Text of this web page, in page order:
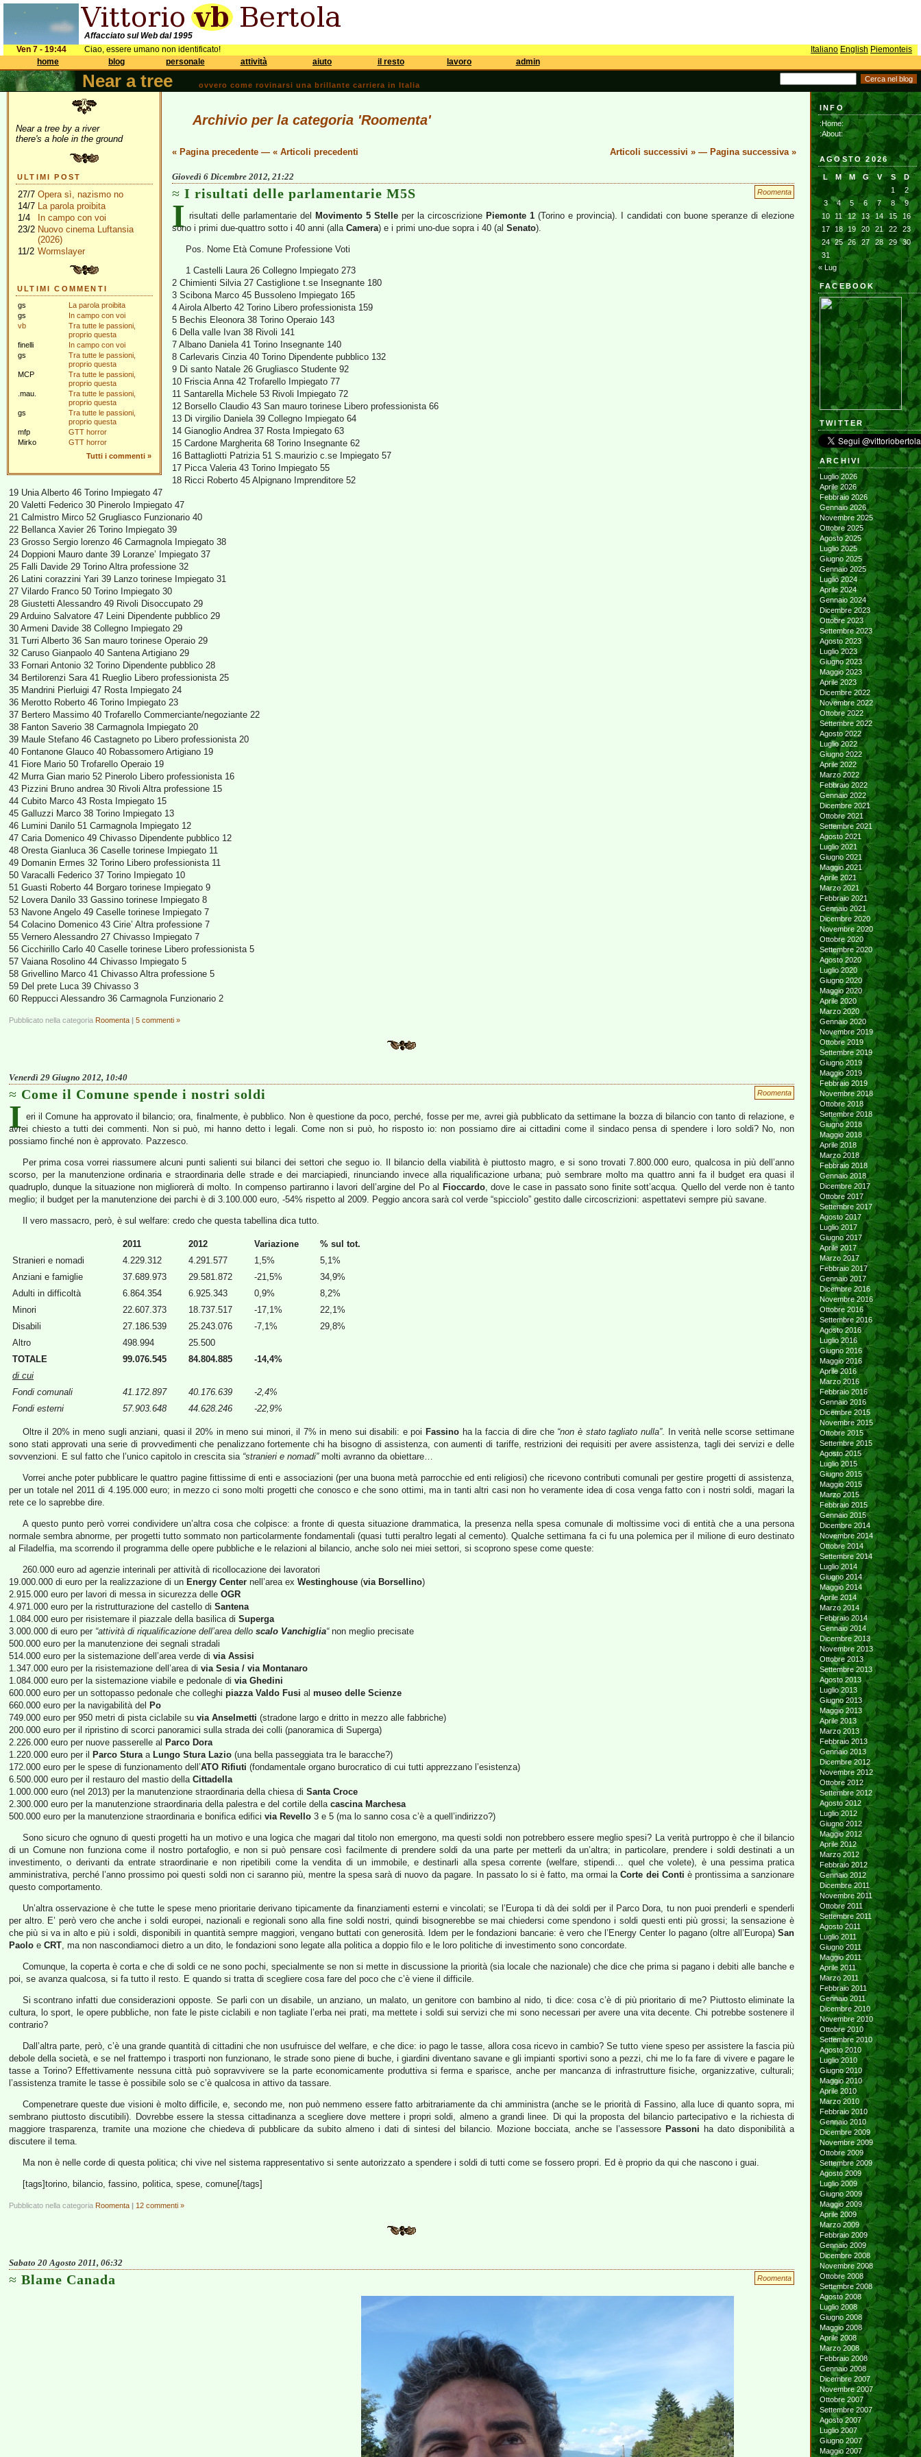
Affacciato sul Web dal 1995
Ven 7 - 19:44
Ciao, essere umano non identificato! Italiano English Piemonteis
home
blog personale attività aiuto il resto lavoro admin
Near a tree ovvero come rovinarsi una brillante carriera in Italia
Near a tree by a river
there's a hole in the ground
ULTIMI POST
27/7 Opera sì, nazismo no
14/7 La parola proibita
1/4
In campo con voi
23/2 Nuovo cinema Luftansia
(2026)
11/2 Wormslayer
ULTIMI COMMENTI
gs
La parola proibita
gs
In campo con voi
vb
Tra tutte le passioni,
proprio questa
finelli
In campo con voi
gs
Tra tutte le passioni,
proprio questa
MCP
Tra tutte le passioni,
proprio questa
.mau.
Tra tutte le passioni,
proprio questa
gs
Tra tutte le passioni,
proprio questa
mfp
GTT horror
Mirko
GTT horror
Tutti i commenti »
Archivio per la categoria 'Roomenta'
« Pagina precedente — « Articoli precedenti Articoli successivi » — Pagina successiva »
Giovedì 6 Dicembre 2012, 21:22
Roomenta
I risultati delle parlamentarie M5S
I risultati delle parlamentarie del Movimento 5 Stelle per la circoscrizione Piemonte 1 (Torino e provincia). I candidati con buone speranze di elezione
sono i primi due-quattro sotto i 40 anni (alla Camera) e i primi uno-due sopra i 40 (al Senato).
Pos. Nome Età Comune Professione Voti
1 Castelli Laura 26 Collegno Impiegato 273
2 Chimienti Silvia 27 Castiglione t.se Insegnante 180
3 Scibona Marco 45 Bussoleno Impiegato 165
4 Airola Alberto 42 Torino Libero professionista 159
5 Bechis Eleonora 38 Torino Operaio 143
6 Della valle Ivan 38 Rivoli 141
7 Albano Daniela 41 Torino Insegnante 140
8 Carlevaris Cinzia 40 Torino Dipendente pubblico 132
9 Di santo Natale 26 Grugliasco Studente 92
10 Friscia Anna 42 Trofarello Impiegato 77
11 Santarella Michele 53 Rivoli Impiegato 72
12 Borsello Claudio 43 San mauro torinese Libero professionista 66
13 Di virgilio Daniela 39 Collegno Impiegato 64
14 Gianoglio Andrea 37 Rosta Impiegato 63
15 Cardone Margherita 68 Torino Insegnante 62
16 Battagliotti Patrizia 51 S.maurizio c.se Impiegato 57
17 Picca Valeria 43 Torino Impiegato 55
18 Ricci Roberto 45 Alpignano Imprenditore 52
19 Unia Alberto 46 Torino Impiegato 47
20 Valetti Federico 30 Pinerolo Impiegato 47
21 Calmistro Mirco 52 Grugliasco Funzionario 40
22 Bellanca Xavier 26 Torino Impiegato 39
23 Grosso Sergio lorenzo 46 Carmagnola Impiegato 38
24 Doppioni Mauro dante 39 Loranze’ Impiegato 37
25 Falli Davide 29 Torino Altra professione 32
26 Latini corazzini Yari 39 Lanzo torinese Impiegato 31
27 Vilardo Franco 50 Torino Impiegato 30
28 Giustetti Alessandro 49 Rivoli Disoccupato 29
29 Arduino Salvatore 47 Leini Dipendente pubblico 29
30 Armeni Davide 38 Collegno Impiegato 29
31 Turri Alberto 36 San mauro torinese Operaio 29
32 Caruso Gianpaolo 40 Santena Artigiano 29
33 Fornari Antonio 32 Torino Dipendente pubblico 28
34 Bertilorenzi Sara 41 Rueglio Libero professionista 25
35 Mandrini Pierluigi 47 Rosta Impiegato 24
36 Merotto Roberto 46 Torino Impiegato 23
37 Bertero Massimo 40 Trofarello Commerciante/negoziante 22
38 Fanton Saverio 38 Carmagnola Impiegato 20
39 Maule Stefano 46 Castagneto po Libero professionista 20
40 Fontanone Glauco 40 Robassomero Artigiano 19
41 Fiore Mario 50 Trofarello Operaio 19
42 Murra Gian mario 52 Pinerolo Libero professionista 16
43 Pizzini Bruno andrea 30 Rivoli Altra professione 15
44 Cubito Marco 43 Rosta Impiegato 15
45 Galluzzi Marco 38 Torino Impiegato 13
46 Lumini Danilo 51 Carmagnola Impiegato 12
47 Caria Domenico 49 Chivasso Dipendente pubblico 12
48 Oresta Gianluca 36 Caselle torinese Impiegato 11
49 Domanin Ermes 32 Torino Libero professionista 11
50 Varacalli Federico 37 Torino Impiegato 10
51 Guasti Roberto 44 Borgaro torinese Impiegato 9
52 Lovera Danilo 33 Gassino torinese Impiegato 8
53 Navone Angelo 49 Caselle torinese Impiegato 7
54 Colacino Domenico 43 Cirie’ Altra professione 7
55 Vernero Alessandro 27 Chivasso Impiegato 7
56 Cicchirillo Carlo 40 Caselle torinese Libero professionista 5
57 Vaiana Rosolino 44 Chivasso Impiegato 5
58 Grivellino Marco 41 Chivasso Altra professione 5
59 Del prete Luca 39 Chivasso 3
60 Reppucci Alessandro 36 Carmagnola Funzionario 2
Pubblicato nella categoria Roomenta | 5 commenti »
Venerdì 29 Giugno 2012, 10:40
Roomenta
Come il Comune spende i nostri soldi
I eri il Comune ha approvato il bilancio; ora, finalmente, è pubblico. Non è questione da poco, perché, fosse per me, avrei già pubblicato da settimane la bozza di bilancio con tanto di relazione, e
avrei chiesto a tutti dei commenti. Non si può, mi hanno detto i legali. Come non si può, ho risposto io: non possiamo dire ai cittadini come il sindaco pensa di spendere i loro soldi? No, non
possiamo finché non è approvato. Pazzesco.
Per prima cosa vorrei riassumere alcuni punti salienti sui bilanci dei settori che seguo io. Il bilancio della viabilità è piuttosto magro, e si sono trovati 7.800.000 euro, qualcosa in più dell’anno
scorso, per la manutenzione ordinaria e straordinaria delle strade e dei marciapiedi, rinunciando invece alla riqualificazione urbana; può sembrare molto ma quattro anni fa il budget era quasi il
quadruplo, dunque la situazione non migliorerà di molto. In compenso partiranno i lavori dell’argine del Po al Fioccardo, dove le case in passato sono finite sott’acqua. Quello del verde non è tanto
meglio; il budget per la manutenzione dei parchi è di 3.100.000 euro, -54% rispetto al 2009. Peggio ancora sarà col verde “spicciolo” gestito dalle circoscrizioni: aspettatevi sempre più savane.
Il vero massacro, però, è sul welfare: credo che questa tabellina dica tutto.
2011 2012 Variazione
% sul tot.
Stranieri e nomadi
4.229.312 4.291.577 1,5%
5,1%
Anziani e famiglie
37.689.973 29.581.872 -21,5%
34,9%
Adulti in difficoltà
6.864.354 6.925.343 0,9%
8,2%
Minori
22.607.373 18.737.517 -17,1%
22,1%
Disabili
27.186.539 25.243.076 -7,1%
29,8%
Altro
498.994
25.500
TOTALE
99.076.545 84.804.885
-14,4%
di cui
Fondi comunali
41.172.897 40.176.639
-2,4%
Fondi esterni
57.903.648 44.628.246 -22,9%
Oltre il 20% in meno sugli anziani, quasi il 20% in meno sui minori, il 7% in meno sui disabili: e poi Fassino ha la faccia di dire che “non è stato tagliato nulla”. In verità nelle scorse settimane
sono stati approvati una serie di provvedimenti che penalizzano fortemente chi ha bisogno di assistenza, con aumenti di tariffe, restrizioni dei requisiti per avere assistenza, tagli dei servizi e delle
sovvenzioni. E sul fatto che l’unico capitolo in crescita sia “stranieri e nomadi”molti avranno da obiettare…
Vorrei anche poter pubblicare le quattro pagine fittissime di enti e associazioni (per una buona metà parrocchie ed enti religiosi) che ricevono contributi comunali per gestire progetti di assistenza,
per un totale nel 2011 di 4.195.000 euro; in mezzo ci sono molti progetti che conosco e che sono ottimi, ma in tanti altri casi non ho veramente idea di cosa venga fatto con i nostri soldi, magari la
rete ce lo saprebbe dire.
A questo punto però vorrei condividere un’altra cosa che colpisce: a fronte di questa situazione drammatica, la presenza nella spesa comunale di moltissime voci di entità che a una persona
normale sembra abnorme, per progetti tutto sommato non particolarmente fondamentali (quasi tutti peraltro legati al cemento). Qualche settimana fa ci fu una polemica per il milione di euro destinato
al Filadelfia, ma scorrendo il programma delle opere pubbliche e le relazioni al bilancio, anche solo nei miei settori, si scoprono spese come queste:
260.000 euro ad agenzie interinali per attività di ricollocazione dei lavoratori
19.000.000 di euro per la realizzazione di un Energy Center nell’area ex Westinghouse (via Borsellino)
2.915.000 euro per lavori di messa in sicurezza delle OGR
4.971.000 euro per la ristrutturazione del castello di Santena
1.084.000 euro per risistemare il piazzale della basilica di Superga
3.000.000 di euro per “attività di riqualificazione dell’area dello scalo Vanchiglia“non meglio precisate
500.000 euro per la manutenzione dei segnali stradali
514.000 euro per la sistemazione dell’area verde di via Assisi
1.347.000 euro per la risistemazione dell’area di via Sesia / via Montanaro
1.084.000 euro per la sistemazione viabile e pedonale di via Ghedini
600.000 euro per un sottopasso pedonale che colleghi piazza Valdo Fusi al museo delle Scienze
660.000 euro per la navigabilità del Po
749.000 euro per 950 metri di pista ciclabile su via Anselmetti (stradone largo e dritto in mezzo alle fabbriche)
200.000 euro per il ripristino di scorci panoramici sulla strada dei colli (panoramica di Superga)
2.226.000 euro per nuove passerelle al Parco Dora
1.220.000 euro per il
Parco Sturaa Lungo Stura Lazio (una bella passeggiata tra le baracche?)
172.000 euro per le spese di funzionamento dell’ATO Rifiuti (fondamentale organo burocratico di cui tutti apprezzano l’esistenza)
6.500.000 euro per il restauro del mastio della Cittadella
1.000.000 euro (nel 2013) per la manutenzione straordinaria della chiesa di Santa Croce
2.300.000 euro per la manutenzione straordinaria della palestra e del cortile della cascina Marchesa
500.000 euro per la manutenzione straordinaria e bonifica edifici via Revello 3 e 5 (ma lo sanno cosa c’è a quell’indirizzo?)
Sono sicuro che ognuno di questi progetti ha un motivo e una logica che magari dal titolo non emergono, ma questi soldi non potrebbero essere meglio spesi? La verità purtroppo è che il bilancio
di un Comune non funziona come il nostro portafoglio, e non si può pensare così facilmente di prendere soldi da una parte per metterli da un’altra; in particolare, prendere i soldi destinati a un
investimento, o derivanti da entrate straordinarie e non ripetibili come la vendita di un immobile, e destinarli alla spesa corrente (welfare, stipendi… quel che volete), è una pessima pratica
amministrativa, perché l’anno prossimo poi questi soldi non ci saranno più, mentre la spesa sarà di nuovo da pagare. In passato lo si è fatto, ma ormai laCorte dei Conti è prontissima a sanzionare
questo comportamento.
Un’altra osservazione è che tutte le spese meno prioritarie derivano tipicamente da finanziamenti esterni e vincolati; se l’Europa ti dà dei soldi per il Parco Dora, tu non puoi prenderli e spenderli
per altro. E’ però vero che anche i soldi europei, nazionali e regionali sono alla fine soldi nostri, quindi bisognerebbe se mai chiedersi come spendono i soldi questi enti più grossi; la sensazione è
che più si va in alto e più i soldi, disponibili in quantità sempre maggiori, vengano buttati con generosità. Idem per le fondazioni bancarie: è vero che l’Energy Center lo pagano (oltre all’Europa)San
Paolo e CRT, ma non nascondiamoci dietro a un dito, le fondazioni sono legate alla politica a doppio filo e le loro politiche di investimento sono concordate.
Comunque, la coperta è corta e che di soldi ce ne sono pochi, specialmente se non si mette in discussione la priorità (sia locale che nazionale) che dice che prima si pagano i debiti alle banche e
poi, se avanza qualcosa, si fa tutto il resto. E quando si tratta di scegliere cosa fare del poco che c’è viene il difficile.
Si scontrano infatti due considerazioni opposte. Se parli con un disabile, un anziano, un malato, un genitore con bambino al nido, ti dice: cosa c’è di più prioritario di me? Piuttosto eliminate la
cultura, lo sport, le opere pubbliche, non fate le piste ciclabili e non tagliate l’erba nei prati, ma mettete i soldi sui servizi che mi sono necessari per avere una vita decente. Chi potrebbe sostenere il
contrario?
Dall’altra parte, però, c’è una grande quantità di cittadini che non usufruisce del welfare, e che dice: io pago le tasse, allora cosa ricevo in cambio? Se tutto viene speso per assistere la fascia più
debole della società, e se nel frattempo i trasporti non funzionano, le strade sono piene di buche, i giardini diventano savane e gli impianti sportivi sono a pezzi, chi me lo fa fare di vivere e pagare le
tasse a Torino? Effettivamente nessuna città può sopravvivere se la parte economicamente produttiva si ferma e sparisce, anche per mancanza di infrastrutture fisiche, organizzative, culturali;
l’assistenza tramite le tasse è possibile solo se c’è qualcosa in attivo da tassare.
Compenetrare queste due visioni è molto difficile, e, secondo me, non può nemmeno essere fatto arbitrariamente da chi amministra (anche se le priorità di Fassino, alla luce di quanto sopra, mi
sembrano piuttosto discutibili). Dovrebbe essere la stessa cittadinanza a scegliere dove mettere i propri soldi, almeno a grandi linee. Di qui la proposta del bilancio partecipativo e la richiesta di
maggiore trasparenza, tramite una mozione che chiedeva di pubblicare da subito almeno i dati di sintesi del bilancio. Mozione bocciata, anche se l’assessore Passoni ha dato disponibilità a
discutere il tema.
Ma non è nelle corde di questa politica; chi vive nel sistema rappresentativo si sente autorizzato a spendere i soldi di tutti come se fossero propri. Ed è proprio da qui che nascono i guai.
[tags]torino, bilancio, fassino, politica, spese, comune[/tags]
Pubblicato nella categoria Roomenta | 12 commenti »
Sabato 20 Agosto 2011, 06:32
Roomenta
Blame Canada
INFO
:Home:
:About:
AGOSTO 2026
L M M G V S
D
1
2
3
4 5 6 7 8
9
10
11 12 13 14 15
16
17
18 19 20 21 22
23
24 25 26 27 28 29
30
31
« Lug
FACEBOOK
TWITTER
ARCHIVI
Luglio 2026
Aprile 2026
Febbraio 2026
Gennaio 2026
Novembre 2025
Ottobre 2025
Agosto 2025
Luglio 2025
Giugno 2025
Gennaio 2025
Luglio 2024
Aprile 2024
Gennaio 2024
Dicembre 2023
Ottobre 2023
Settembre 2023
Agosto 2023
Luglio 2023
Giugno 2023
Maggio 2023
Aprile 2023
Dicembre 2022
Novembre 2022
Ottobre 2022
Settembre 2022
Agosto 2022
Luglio 2022
Giugno 2022
Aprile 2022
Marzo 2022
Febbraio 2022
Gennaio 2022
Dicembre 2021
Ottobre 2021
Settembre 2021
Agosto 2021
Luglio 2021
Giugno 2021
Maggio 2021
Aprile 2021
Marzo 2021
Febbraio 2021
Gennaio 2021
Dicembre 2020
Novembre 2020
Ottobre 2020
Settembre 2020
Agosto 2020
Luglio 2020
Giugno 2020
Maggio 2020
Aprile 2020
Marzo 2020
Gennaio 2020
Novembre 2019
Ottobre 2019
Settembre 2019
Giugno 2019
Maggio 2019
Febbraio 2019
Novembre 2018
Ottobre 2018
Settembre 2018
Giugno 2018
Maggio 2018
Aprile 2018
Marzo 2018
Febbraio 2018
Gennaio 2018
Dicembre 2017
Ottobre 2017
Settembre 2017
Agosto 2017
Luglio 2017
Giugno 2017
Aprile 2017
Marzo 2017
Febbraio 2017
Gennaio 2017
Dicembre 2016
Novembre 2016
Ottobre 2016
Settembre 2016
Agosto 2016
Luglio 2016
Giugno 2016
Maggio 2016
Aprile 2016
Marzo 2016
Febbraio 2016
Gennaio 2016
Dicembre 2015
Novembre 2015
Ottobre 2015
Settembre 2015
Agosto 2015
Luglio 2015
Giugno 2015
Maggio 2015
Marzo 2015
Febbraio 2015
Gennaio 2015
Dicembre 2014
Novembre 2014
Ottobre 2014
Settembre 2014
Luglio 2014
Giugno 2014
Maggio 2014
Aprile 2014
Marzo 2014
Febbraio 2014
Gennaio 2014
Dicembre 2013
Novembre 2013
Ottobre 2013
Settembre 2013
Agosto 2013
Luglio 2013
Giugno 2013
Maggio 2013
Aprile 2013
Marzo 2013
Febbraio 2013
Gennaio 2013
Dicembre 2012
Novembre 2012
Ottobre 2012
Settembre 2012
Agosto 2012
Luglio 2012
Giugno 2012
Maggio 2012
Aprile 2012
Marzo 2012
Febbraio 2012
Gennaio 2012
Dicembre 2011
Novembre 2011
Ottobre 2011
Settembre 2011
Agosto 2011
Luglio 2011
Giugno 2011
Maggio 2011
Aprile 2011
Marzo 2011
Febbraio 2011
Gennaio 2011
Dicembre 2010
Novembre 2010
Ottobre 2010
Settembre 2010
Agosto 2010
Luglio 2010
Giugno 2010
Maggio 2010
Aprile 2010
Marzo 2010
Febbraio 2010
Gennaio 2010
Dicembre 2009
Novembre 2009
Ottobre 2009
Settembre 2009
Agosto 2009
Luglio 2009
Giugno 2009
Maggio 2009
Aprile 2009
Marzo 2009
Febbraio 2009
Gennaio 2009
Dicembre 2008
Novembre 2008
Ottobre 2008
Settembre 2008
Agosto 2008
Luglio 2008
Giugno 2008
Maggio 2008
Aprile 2008
Marzo 2008
Febbraio 2008
Gennaio 2008
Dicembre 2007
Novembre 2007
Ottobre 2007
Settembre 2007
Agosto 2007
Luglio 2007
Giugno 2007
Maggio 2007